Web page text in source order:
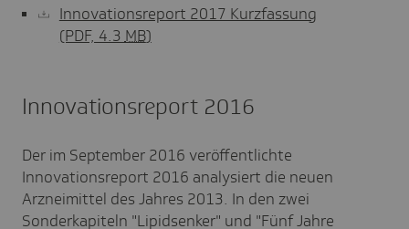
Innovationsreport 2017 Kurzfassung
(PDF, 4.3MB)
Innovationsreport 2016
Der im September 2016 veröffentlichte
Innovationsreport 2016 analysiert die neuen
Arzneimittel des Jahres 2013. In den zwei
Sonderkapiteln "Lipidsenker" und "Fünf Jahre